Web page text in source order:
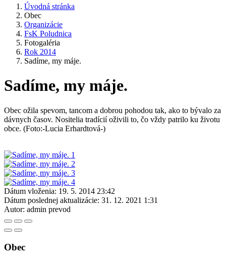
Úvodná stránka
Obec
Organizácie
FsK Poludnica
Fotogaléria
Rok 2014
Sadíme, my máje.
Sadíme, my máje.
Obec ožila spevom, tancom a dobrou pohodou tak, ako to bývalo za
dávnych časov. Nositelia tradícií oživili to, čo vždy patrilo ku životu
obce. (Foto:-Lucia Erhardtová-)
Dátum vloženia: 19. 5. 2014 23:42
Dátum poslednej aktualizácie: 31. 12. 2021 1:31
Autor: admin prevod
Obec